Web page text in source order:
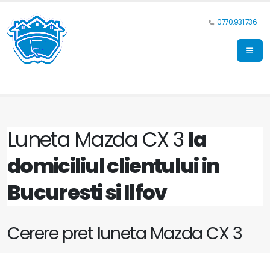
0770.931.736
Luneta Mazda CX 3la
domiciliul clientului in
Bucuresti si Ilfov
Cerere pret luneta Mazda CX 3